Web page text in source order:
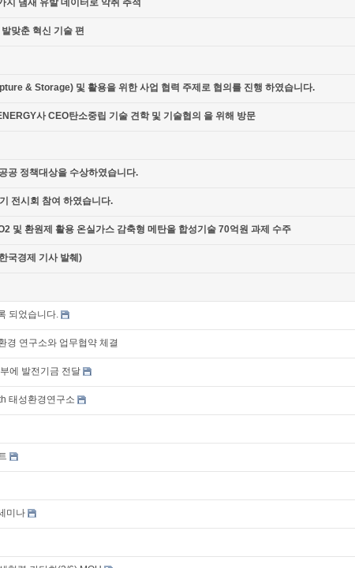
냄새 유발 데이터로 악취 추적
맞춘 혁신 기술 편
& Storage) 및 활용을 위한 사업 협력 주제로 협의를 진행 하였습니다.
사 CEO탄소중립 기술 견학 및 기술협의 을 위해 방문
공 정책대상을 수상하였습니다.
전시회 참여 하였습니다.
및 환원제 활용 온실가스 감축형 메탄올 합성기술 70억원 과제 수주
국경제 기사 발췌)
되었습니다.
경 연구소와 업무협약 체결
에 발전기금 전달
태성환경연구소
미나